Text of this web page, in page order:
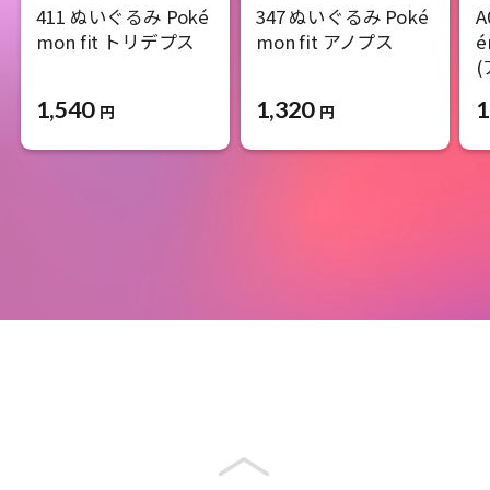
411 ぬいぐるみ Poké
mon fit トリデプス
1,540 円
347 ぬいぐるみ Poké
mon fit アノプス
1,320 円
(